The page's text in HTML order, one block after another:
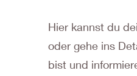
Hier kannst du
oder gehe ins
bist und